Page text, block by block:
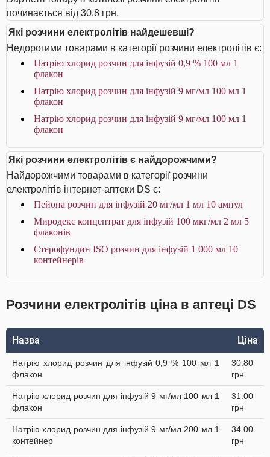
починається від 30.8 грн.
Які розчини електролітів найдешевші?
Недорогими товарами в категорії розчини електролітів є:
Натрію хлорид розчин для інфузій 0,9 % 100 мл 1
флакон
Натрію хлорид розчин для інфузій 9 мг/мл 100 мл 1
флакон
Натрію хлорид розчин для інфузій 9 мг/мл 100 мл 1
флакон
Які розчини електролітів є найдорожчими?
Найдорожчими товарами в категорії розчини
електролітів інтернет-аптеки DS є:
Пейона розчин для інфузій 20 мг/мл 1 мл 10 ампул
Миродекс концентрат для інфузій 100 мкг/мл 2 мл 5
флаконів
Стерофундин ISO розчин для інфузій 1 000 мл 10
контейнерів
Розчини електролітів ціна в аптеці DS
Назва Ціна
Натрію хлорид розчин для інфузій 0,9 % 100 мл 1
флакон
30.80
грн
Натрію хлорид розчин для інфузій 9 мг/мл 100 мл 1
флакон
31.00
грн
Натрію хлорид розчин для інфузій 9 мг/мл 200 мл 1
контейнер
34.00
грн